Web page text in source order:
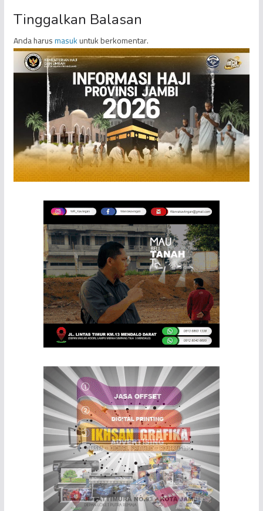
Tinggalkan Balasan
Anda harusmasukuntuk berkomentar.